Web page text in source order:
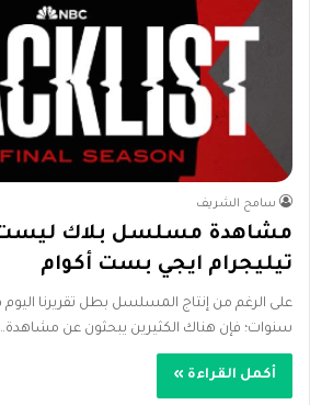
سامح الشريف
مشاهدة مسلسل بلاك
تيليجرام ايجي بست أكوام
سنوات؛ فإن هناك الكثيرين يبحثون عن مشاهدة…
أكمل القراءة »